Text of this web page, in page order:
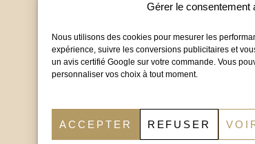
Gérer le consentement
Nous utilisons des cookies pour mesurer les
expérience, suivre les conversions publicitaires et
un avis certifié Google sur votre commande. Vous
personnaliser vos choix à tout moment.
ACCEPTER REFUSER